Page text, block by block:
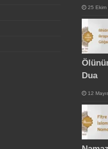
25 Ekim
Dua
12